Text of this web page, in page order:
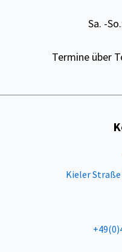
Sa. -
Termine über
Kieler Straße